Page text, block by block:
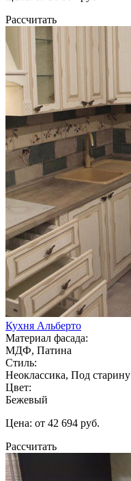
Рассчитать
Кухня Альберто
Материал фасада:
МДФ, Патина
Стиль:
Неоклассика, Под старину
Цвет:
Бежевый
Цена: от 42 694 руб.
Рассчитать